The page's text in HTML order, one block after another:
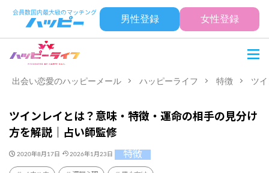
男性登録 女性登録
出会い恋愛のハッピーメール ハッピーライフ 特徴 ツ
ツインレイとは？意味・特徴・運命の相手の見分け
方を解説｜占い師監修
2020年8月17日 2026年1月23日 特徴